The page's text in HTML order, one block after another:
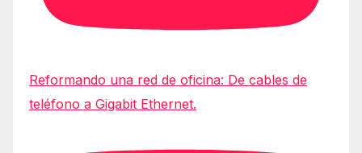
Reformando una red de oficina: De cables de
teléfono a Gigabit Ethernet.